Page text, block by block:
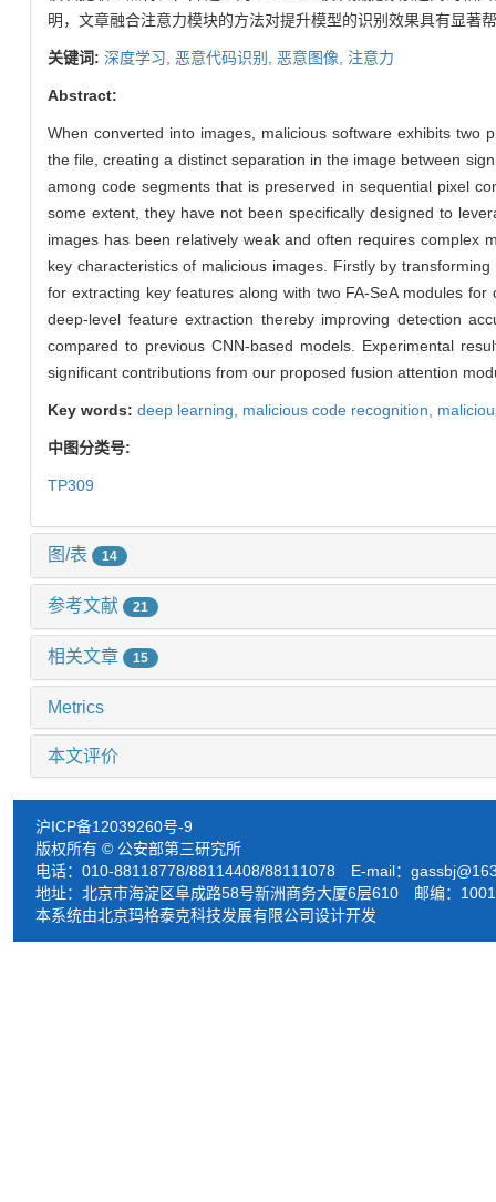
明，文章融合注意力模块的方法对提升模型的识别效果具有显
关键词: 深度学习, 恶意代码识别, 恶意图像, 注意力
Abstract:
When converted into images, malicious software exhibits two
the file, creating a distinct separation in the image between
among code segments that is preserved in sequential pixel
some extent, they have not been specifically designed to
images has been relatively weak and often requires complex
key characteristics of malicious images. Firstly by
for extracting key features along with two FA-SeA modules
deep-level feature extraction thereby improving detection
compared to previous CNN-based models. Experimental
significant contributions from our proposed fusion attention
Key words: deep learning, malicious code recognition,
中图分类号:
TP309
图/表 14
参考文献 21
相关文章 15
Metrics
本文评价
沪ICP备12039260号-9
版权所有 © 公安部第三研究所
电话：010-88118778/88114408/88111078 E-mail：
地址：北京市海淀区阜成路58号新洲商务大厦6层610 邮编：
本系统由北京玛格泰克科技发展有限公司设计开发